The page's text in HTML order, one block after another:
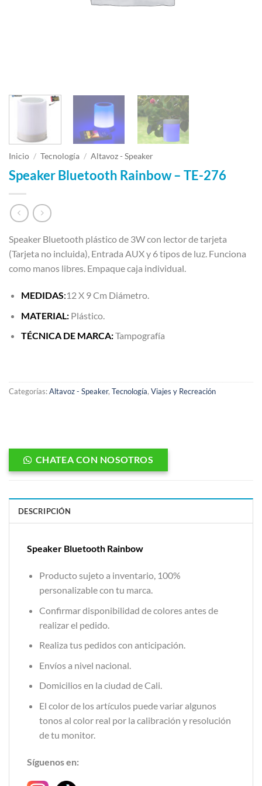
Inicio / Tecnología / Altavoz - Speaker
Speaker Bluetooth Rainbow – TE-276
Speaker Bluetooth plástico de 3W con lector de tarjeta
(Tarjeta no incluida), Entrada AUX y 6 tipos de luz. Funciona
como manos libres. Empaque caja individual.
MEDIDAS:12 X 9 Cm Diámetro.
MATERIAL:Plástico.
TÉCNICA DE MARCA:Tampografía
Categorías:Altavoz - Speaker, Tecnología, Viajes y Recreación
CHATEA CON NOSOTROS
DESCRIPCIÓN
Speaker Bluetooth Rainbow
Producto sujeto a inventario, 100%
personalizable con tu marca.
Confirmar disponibilidad de colores antes de
realizar el pedido.
Realiza tus pedidos con anticipación.
Envíos a nivel nacional.
Domicilios en la ciudad de Cali.
El color de los artículos puede variar algunos
tonos al color real por la calibración y resolución
de tu monitor.
Síguenos en: